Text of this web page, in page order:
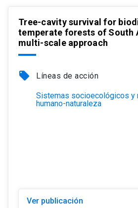
Tree-cavity survival for
temperate forests of South
multi-scale approach
local_offer Líneas de acción
Sistemas socioecológicos y
humano-naturaleza
Ver publicación